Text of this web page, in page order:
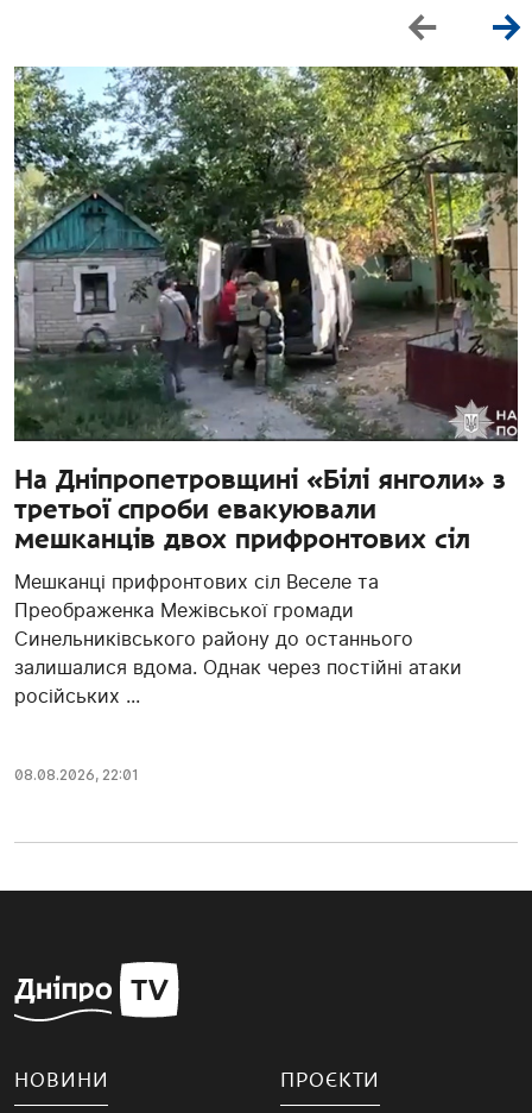
На Дніпропетровщині «Білі янголи» з
третьої спроби евакуювали
мешканців двох прифронтових сіл
Мешканці прифронтових сіл Веселе та
Преображенка Межівської громади
Синельниківського району до останнього
залишалися вдома. Однак через постійні атаки
російських ...
08.08.2026, 22:01
НОВИНИ ПРОЄКТИ